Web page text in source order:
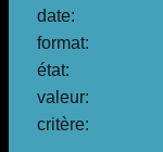
date:
format:
état:
valeur:
critère: